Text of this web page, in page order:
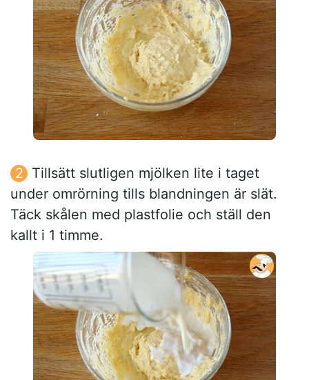
Tillsätt slutligen mjölken lite i taget
under omrörning tills blandningen är slät.
Täck skålen med plastfolie och ställ den
kallt i 1 timme.